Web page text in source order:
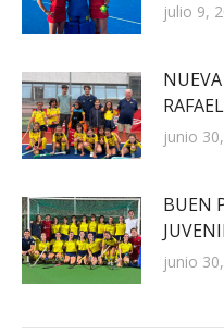
julio 9,
junio
BUEN
junio